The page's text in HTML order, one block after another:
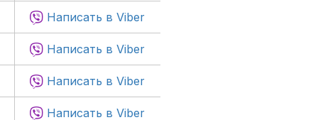
Написать в Viber
Написать в Viber
Написать в Viber
Написать в Viber